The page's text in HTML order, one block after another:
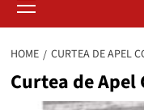
Menu
HOME CURTEA DE APEL
Curtea de